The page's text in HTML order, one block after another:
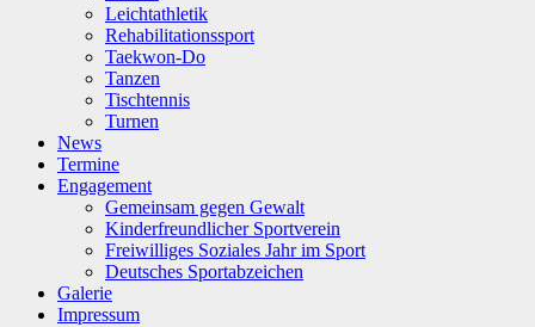
Leichtathletik
Rehabilitationssport
Taekwon-Do
Tanzen
Tischtennis
Turnen
News
Termine
Engagement
Gemeinsam gegen Gewalt
Kinderfreundlicher Sportverein
Freiwilliges Soziales Jahr im Sport
Deutsches Sportabzeichen
Galerie
Impressum